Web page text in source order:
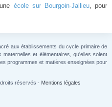
école sur Bourgoin-Jallieu, pour
aux établissements du cycle primaire de
et élémentaires, qu'elles soient
programmes et matières enseignées pour
réservés - Mentions légales